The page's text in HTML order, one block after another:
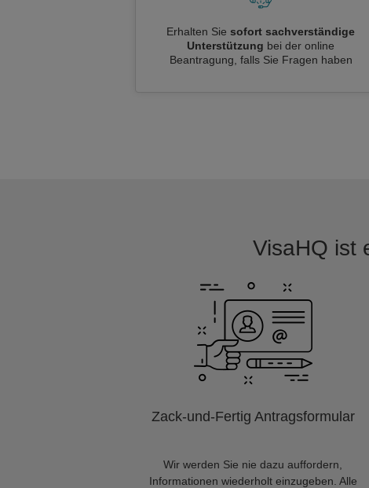
Erhalten Sie sofort sachverständige
Unterstützung bei der online
Beantragung, falls Sie Fragen haben
VisaHQ ist
Zack-und-Fertig Antragsformular
Wir werden Sie nie dazu auffordern,
Informationen wiederholt einzugeben. Alle